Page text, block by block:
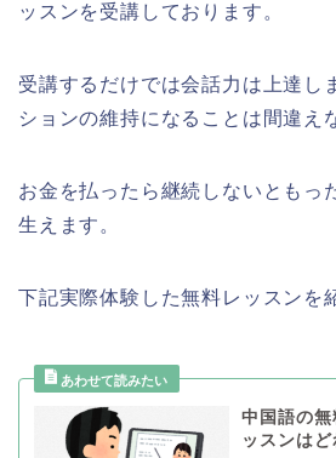
ッスンを受講しております。
受講するだけでは会話力は上達し
ションの維持になることは間違え
お金を払ったら継続しないともっ
生えます。
下記実際体験した無料レッスンを
中国語の
ッスンはど